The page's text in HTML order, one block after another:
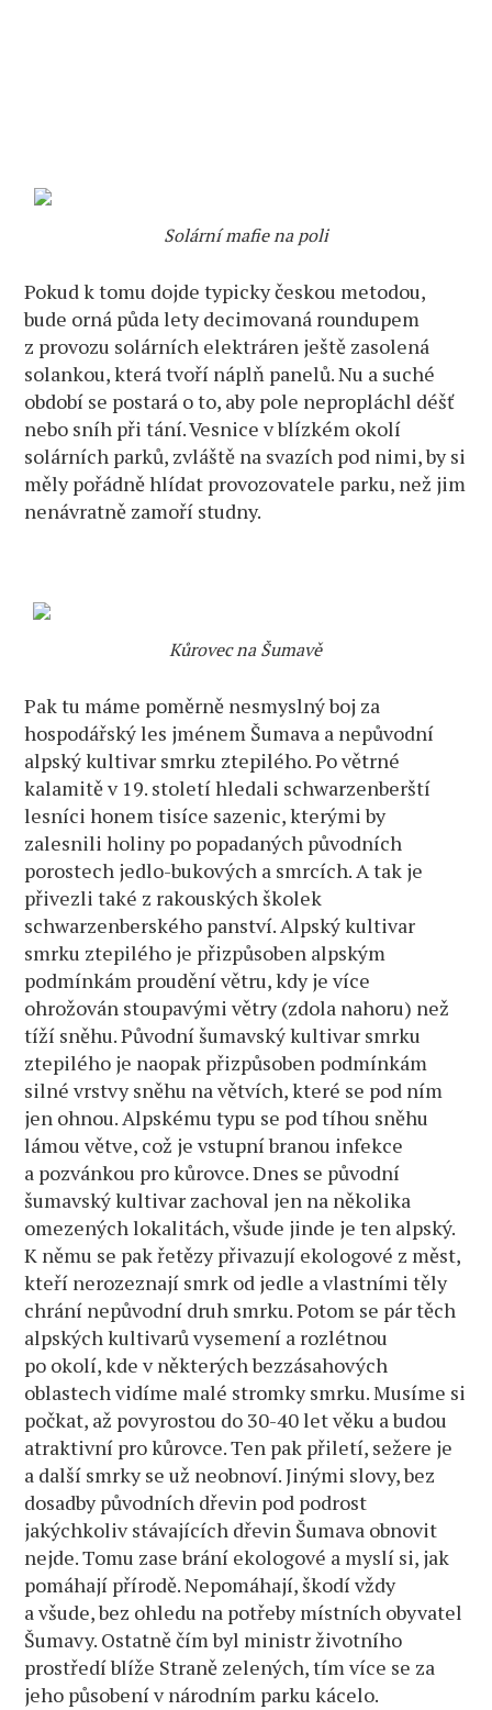
Solární mafie na poli
Pokud k tomu dojde typicky českou metodou,
bude orná půda lety decimovaná roundupem
z provozu solárních elektráren ještě zasolená
solankou, která tvoří náplň panelů. Nu a suché
období se postará o to, aby pole nepropláchl déšť
nebo sníh při tání. Vesnice v blízkém okolí
solárních parků, zvláště na svazích pod nimi, by si
měly pořádně hlídat provozovatele parku, než jim
nenávratně zamoří studny.
Kůrovec na Šumavě
Pak tu máme poměrně nesmyslný boj za
hospodářský les jménem Šumava a nepůvodní
alpský kultivar smrku ztepilého. Po větrné
kalamitě v 19. století hledali schwarzenberští
lesníci honem tisíce sazenic, kterými by
zalesnili holiny po popadaných původních
porostech jedlo-bukových a smrcích. A tak je
přivezli také z rakouských školek
schwarzenberského panství. Alpský kultivar
smrku ztepilého je přizpůsoben alpským
podmínkám proudění větru, kdy je více
ohrožován stoupavými větry (zdola nahoru) než
tíží sněhu. Původní šumavský kultivar smrku
ztepilého je naopak přizpůsoben podmínkám
silné vrstvy sněhu na větvích, které se pod ním
jen ohnou. Alpskému typu se pod tíhou sněhu
lámou větve, což je vstupní branou infekce
a pozvánkou pro kůrovce. Dnes se původní
šumavský kultivar zachoval jen na několika
omezených lokalitách, všude jinde je ten alpský.
K němu se pak řetězy přivazují ekologové z měst,
kteří nerozeznají smrk od jedle a vlastními těly
chrání nepůvodní druh smrku. Potom se pár těch
alpských kultivarů vysemení a rozlétnou
po okolí, kde v některých bezzásahových
oblastech vidíme malé stromky smrku. Musíme si
počkat, až povyrostou do 30-40 let věku a budou
atraktivní pro kůrovce. Ten pak přiletí, sežere je
a další smrky se už neobnoví. Jinými slovy, bez
dosadby původních dřevin pod podrost
jakýchkoliv stávajících dřevin Šumava obnovit
nejde. Tomu zase brání ekologové a myslí si, jak
pomáhají přírodě. Nepomáhají, škodí vždy
a všude, bez ohledu na potřeby místních obyvatel
Šumavy. Ostatně čím byl ministr životního
prostředí blíže Straně zelených, tím více se za
jeho působení v národním parku kácelo.